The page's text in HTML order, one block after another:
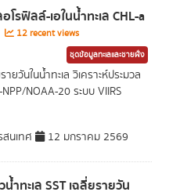
ฟิลล์-เอในน้ำทะเล CHL-a
12 recent views
ชุดข้อมูลทะเลและชายฝั่ง
วันในน้ำทะเล วิเคราะห์ประมวล
NOAA-20 ระบบ VIIRS
นเทศ 12 มกราคม 2569
ะเล SST เฉลี่ยรายวัน